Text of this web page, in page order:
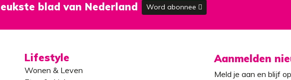
blad van Nederland Word abonnee
Lifestyle
Wonen & Leven
Aanmelden
Meld je aan en blijf